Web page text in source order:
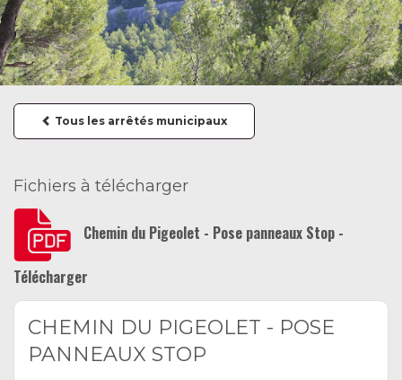
Tous les arrêtés municipaux
Fichiers à télécharger
Chemin du Pigeolet - Pose panneaux Stop -
Télécharger
CHEMIN DU PIGEOLET - POSE
PANNEAUX STOP